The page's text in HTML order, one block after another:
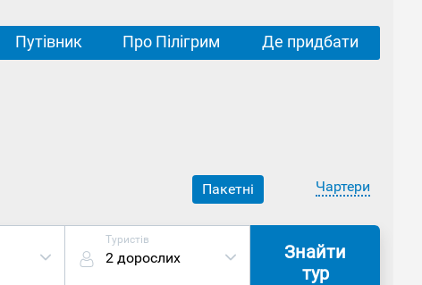
Путівник Про Пілігрим Де придбати
Пакетні Чартери
Туристів
2 дорослих
Знайти
тур